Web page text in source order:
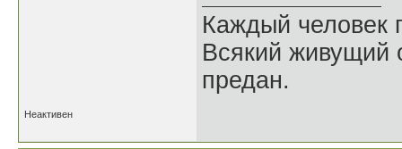
Каждый человек
Всякий живущий
предан.
Неактивен